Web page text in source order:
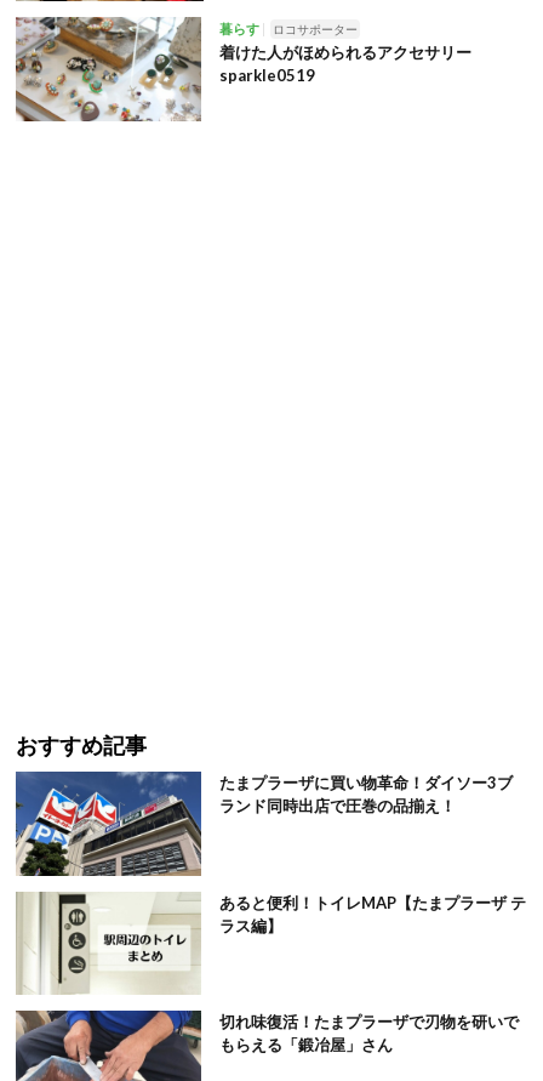
暮らす ロコサポーター
着けた人がほめられるアクセサリー
sparkle0519
おすすめ記事
たまプラーザに買い物革命！ダイソー3ブ
ランド同時出店で圧巻の品揃え！
あると便利！トイレMAP【たまプラーザ テ
ラス編】
切れ味復活！たまプラーザで刃物を研いで
もらえる「鍛冶屋」さん